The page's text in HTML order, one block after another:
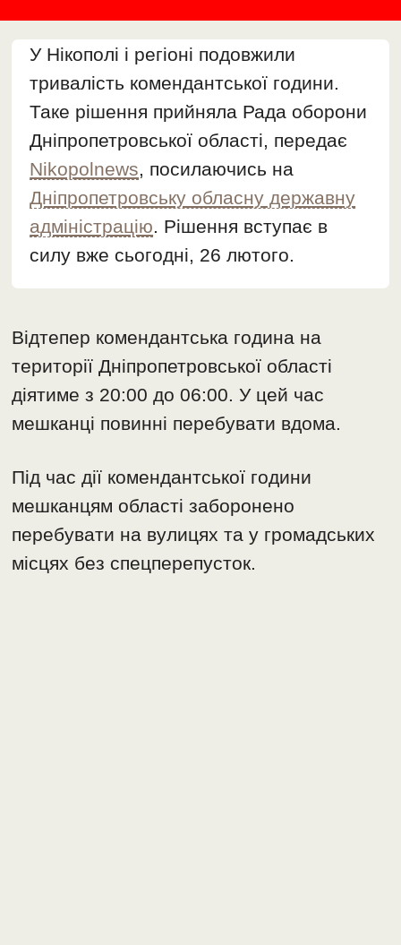
У Нікополі і регіоні подовжили
тривалість комендантської години.
Таке рішення прийняла Рада оборони
Дніпропетровської області, передає
Nikopolnews, посилаючись на
Дніпропетровську обласну державну
адміністрацію. Рішення вступає в
силу вже сьогодні, 26 лютого.
Відтепер комендантська година на
території Дніпропетровської області
діятиме з 20:00 до 06:00. У цей час
мешканці повинні перебувати вдома.
Під час дії комендантської години
мешканцям області заборонено
перебувати на вулицях та у громадських
місцях без спецперепусток.